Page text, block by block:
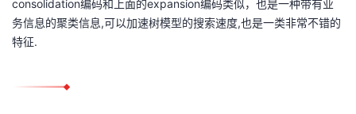
consolidation编码和上面的expansion编码类似，也是一种带有业
务信息的聚类信息,可以加速树模型的搜索速度,也是一类非常不错的
特征.